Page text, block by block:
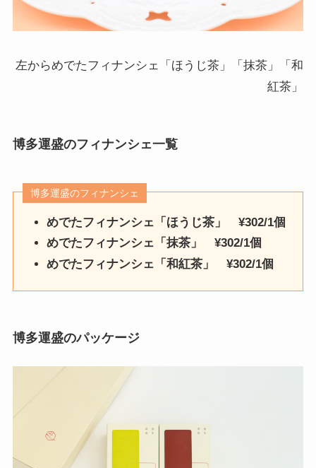
左からめでたフィナンシェ「ほうじ茶」「抹茶」「和
紅茶」
博多運盛のフィナンシェ一覧
博多運盛のフィナンシェ
めでたフィナンシェ「ほうじ茶」 ¥302/1個
めでたフィナンシェ「抹茶」 ¥302/1個
めでたフィナンシェ「和紅茶」 ¥302/1個
博多運盛のパッケージ